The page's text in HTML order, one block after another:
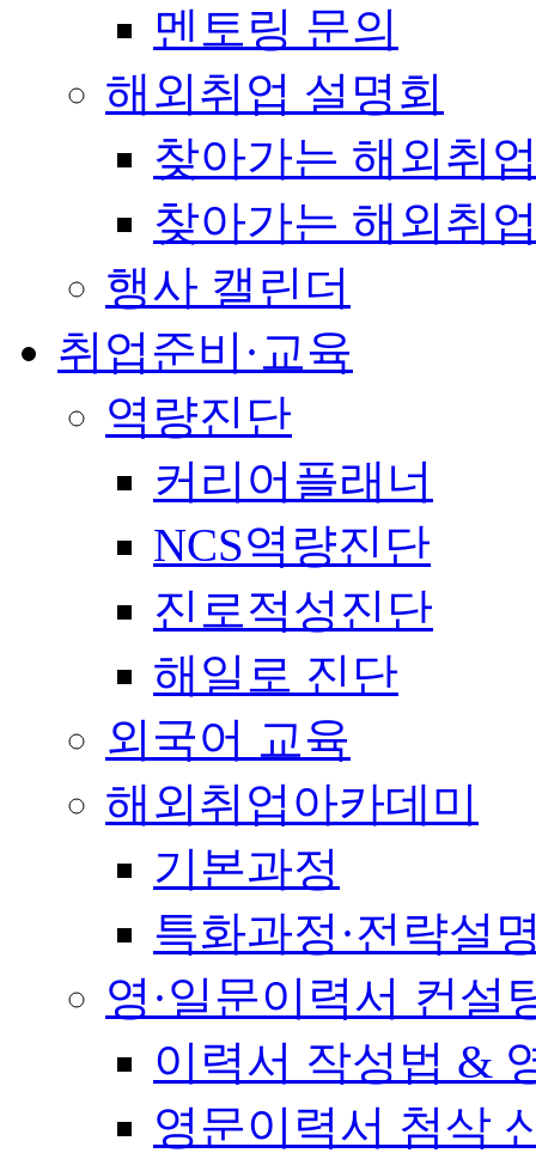
멘토링 문의
해외취업 설명회
찾아가는 해외취
찾아가는 해외취
행사 캘린더
취업준비·교육
역량진단
커리어플래너
NCS역량진단
진로적성진단
해일로 진단
외국어 교육
해외취업아카데미
기본과정
특화과정·전략설
영·일문이력서 컨설
이력서 작성법 &
영문이력서 첨삭